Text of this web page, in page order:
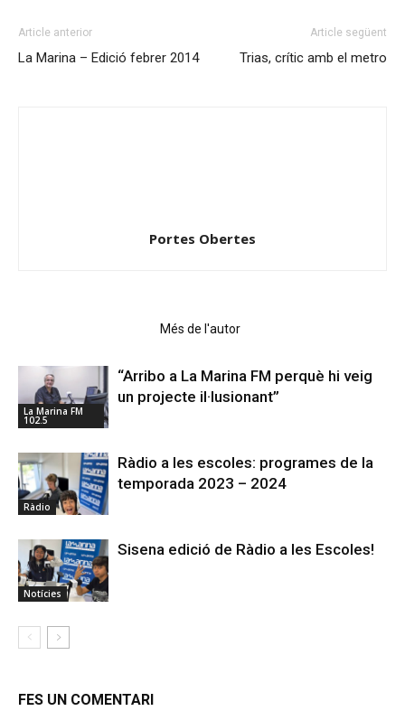
Article anterior
La Marina – Edició febrer 2014
Article següent
Trias, crític amb el metro
Portes Obertes
Més de l'autor
La Marina FM
102.5
“Arribo a La Marina FM perquè hi veig
un projecte il·lusionant”
Ràdio
Ràdio a les escoles: programes de la
temporada 2023 – 2024
Notícies
Sisena edició de Ràdio a les Escoles!
FES UN COMENTARI